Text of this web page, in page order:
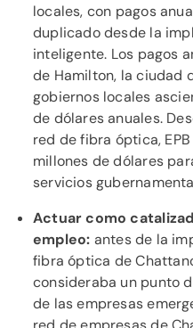
locales, con pagos
duplicado desde la
inteligente. Los pagos
de Hamilton, la ciudad
gobiernos locales
de dólares anuales.
red de fibra óptica,
millones de dólares
servicios
Actuar como
empleo: antes de la
fibra óptica de
consideraba un punto
de las empresas